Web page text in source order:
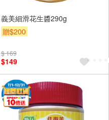
義美細滑花生醬290g
贈$200
$ 169
$149